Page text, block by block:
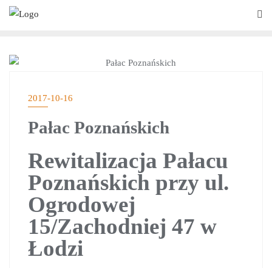
2017-10-16
Pałac Poznańskich
Rewitalizacja Pałacu
Poznańskich przy ul.
Ogrodowej
15/Zachodniej 47 w
Łodzi